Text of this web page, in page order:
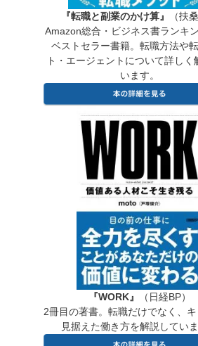
『転職と副業のかけ算』
（扶
Amazon総合・ビジネス書ランキ
ベストセラー書籍。転職方法や
ト・エージェントについて詳しく
います。
『WORK』
（日経BP）
2冊目の著書。転職だけでなく、
見据えた働き方を解説していま